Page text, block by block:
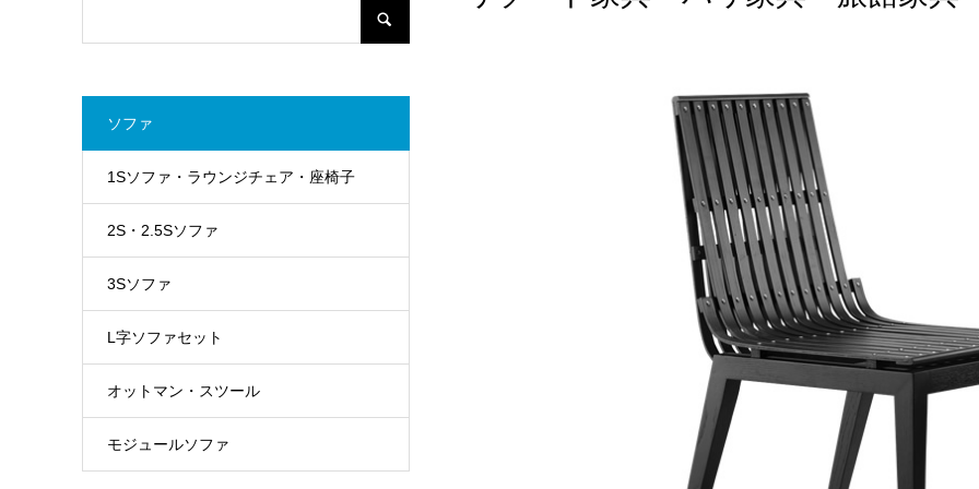
ソファ
1Sソファ・ラウンジチェア・座椅子
2S・2.5Sソファ
3Sソファ
L字ソファセット
オットマン・スツール
モジュールソファ